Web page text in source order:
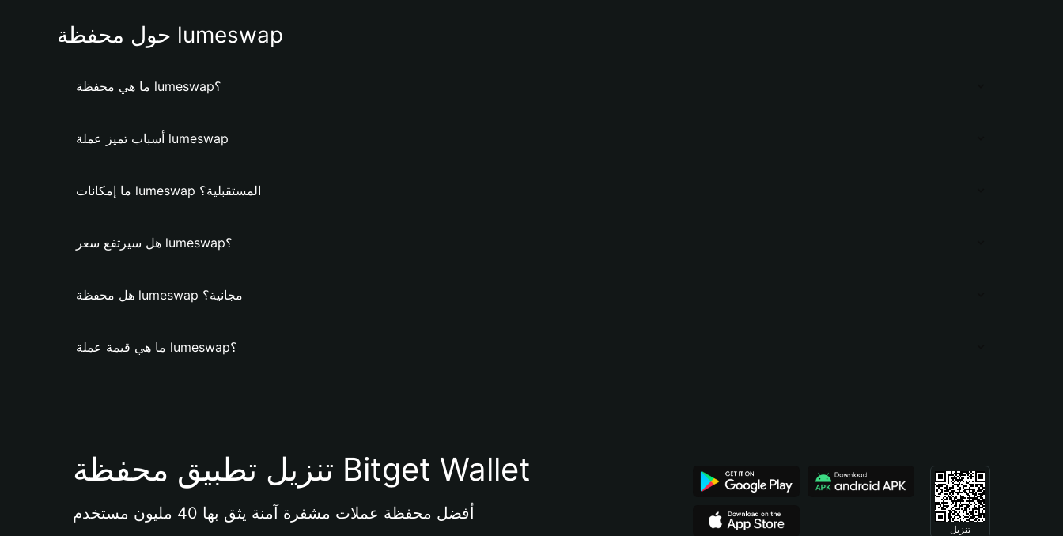
حول محفظة lumeswap
ما هي محفظة lumeswap؟
أسباب تميز عملة lumeswap
ما إمكانات lumeswap المستقبلية؟
هل سيرتفع سعر lumeswap؟
هل محفظة lumeswap مجانية؟
ما هي قيمة عملة lumeswap؟
تنزيل تطبيق محفظة Bitget Wallet
أفضل محفظة عملات مشفرة آمنة يثق بها 40 مليون مستخدم
تنزيل